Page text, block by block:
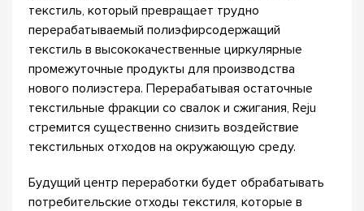
текстиль, который превращает трудно
перерабатываемый полиэфирсодержащий
текстиль в высококачественные циркулярные
промежуточные продукты для производства
нового полиэстера. Перерабатывая остаточные
текстильные фракции со свалок и сжигания, Reju
стремится существенно снизить воздействие
текстильных отходов на окружающую среду.
Будущий центр переработки будет обрабатывать
потребительские отходы текстиля, которые в